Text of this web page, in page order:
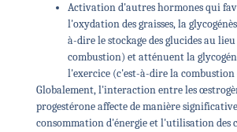
Activation d'autres hormones qui
l'oxydation des graisses, la
à-dire le stockage des glucides au
combustion) et atténuent la
l'exercice (c'est-à-dire la combustion
Globalement, l'interaction entre les
progestérone affecte de manière
consommation d'énergie et l'utilisation des